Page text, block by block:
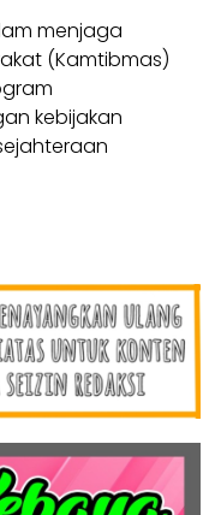
menjaga
(Kamtibmas)
kebijakan